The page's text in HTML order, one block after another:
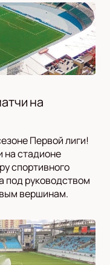
на
Первой лиги!
на стадионе
спортивного
под руководством
вершинам.